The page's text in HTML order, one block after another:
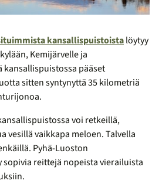
kansallispuistoistalöytyy
Kemijärvelle ja
kansallispuistossa pääset
sitten syntynyttä 35 kilometriä
voi retkeillä,
vesillä vaikkapa meloen. Talvella
Pyhä-Luoston
reittejä nopeista vierailuista